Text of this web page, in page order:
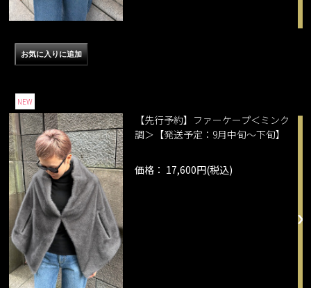
NEW
【先行予約】ファーケープ＜ミンク
調＞【発送予定：9月中旬～下旬】
価格： 17,600円(税込)